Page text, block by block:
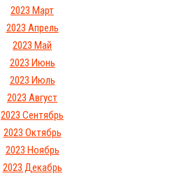
2023 Март
2023 Апрель
2023 Май
2023 Июнь
2023 Июль
2023 Август
2023 Сентябрь
2023 Октябрь
2023 Ноябрь
2023 Декабрь